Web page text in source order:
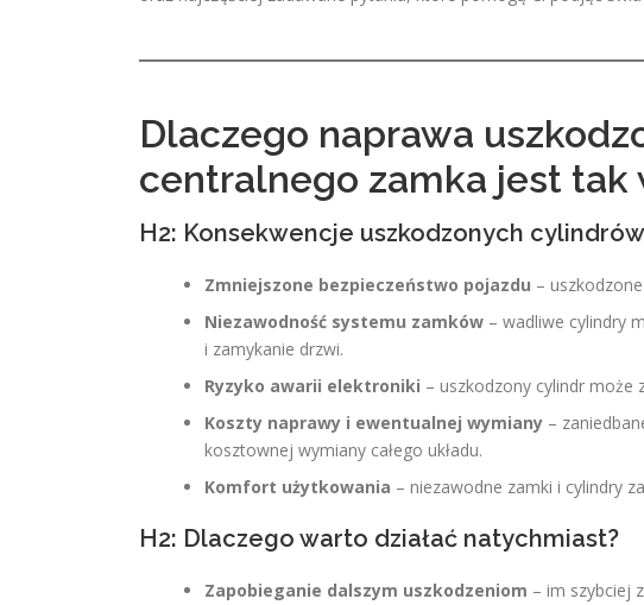
Dlaczego naprawa
centralnego zamka jest tak
H2: Konsekwencje uszkodzonych cylindrów
Zmniejszone bezpieczeństwo pojazdu –
Niezawodność systemu zamków – wadliwe cylindry
i zamykanie drzwi.
Ryzyko awarii elektroniki – uszkodzony cylindr może
Koszty naprawy i ewentualnej wymiany –
kosztownej wymiany całego układu.
Komfort użytkowania – niezawodne zamki i cylindry
H2: Dlaczego warto działać natychmiast?
Zapobieganie dalszym uszkodzeniom – im szybciej